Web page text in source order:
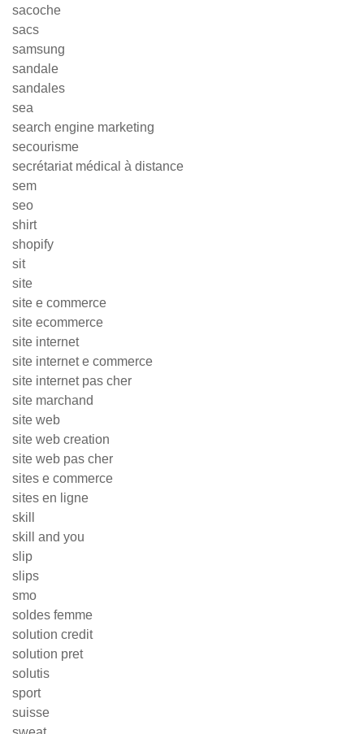
sacoche
sacs
samsung
sandale
sandales
sea
search engine marketing
secourisme
secrétariat médical à distance
sem
seo
shirt
shopify
sit
site
site e commerce
site ecommerce
site internet
site internet e commerce
site internet pas cher
site marchand
site web
site web creation
site web pas cher
sites e commerce
sites en ligne
skill
skill and you
slip
slips
smo
soldes femme
solution credit
solution pret
solutis
sport
suisse